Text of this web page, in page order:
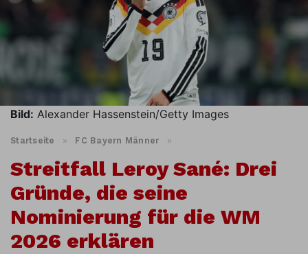
Bild: Alexander Hassenstein/Getty Images
Startseite » FC Bayern Männer »
Streitfall Leroy Sané: Drei
Gründe, die seine
Nominierung für die WM
2026 erklären